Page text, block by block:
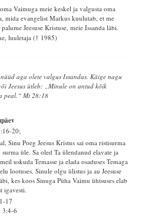
Vaimuga meie keskel ja valgusta oma
mida evangelist Markus kuulutab, et me
Jeesuse Kristuse, meie Issanda läbi.
luuletaja († 1985)
aga olete valgus Issandas. Käige nagu
Jeesus ütleb: „Minule on antud kõik
peal.“ Mt 28:18
20;
Sinu Poeg Jeesus Kristus sai oma ristisurma
üle. Sa oled Ta ülendanud elavate ja
uskuda Temasse ja elada osaduses Temaga
lootuses. Sinule olgu ülistus ja au Jeesuse
kes koos Sinuga Püha Vaimu ühtsuses elab
igavesti.
17
3:4-6